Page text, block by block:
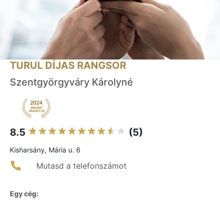
TURUL DÍJAS RANGSOR
Szentgyörgyváry Károlyné
8.5 (5)
Kisharsány, Mária u. 6
Mutasd a telefonszámot
Egy cég: